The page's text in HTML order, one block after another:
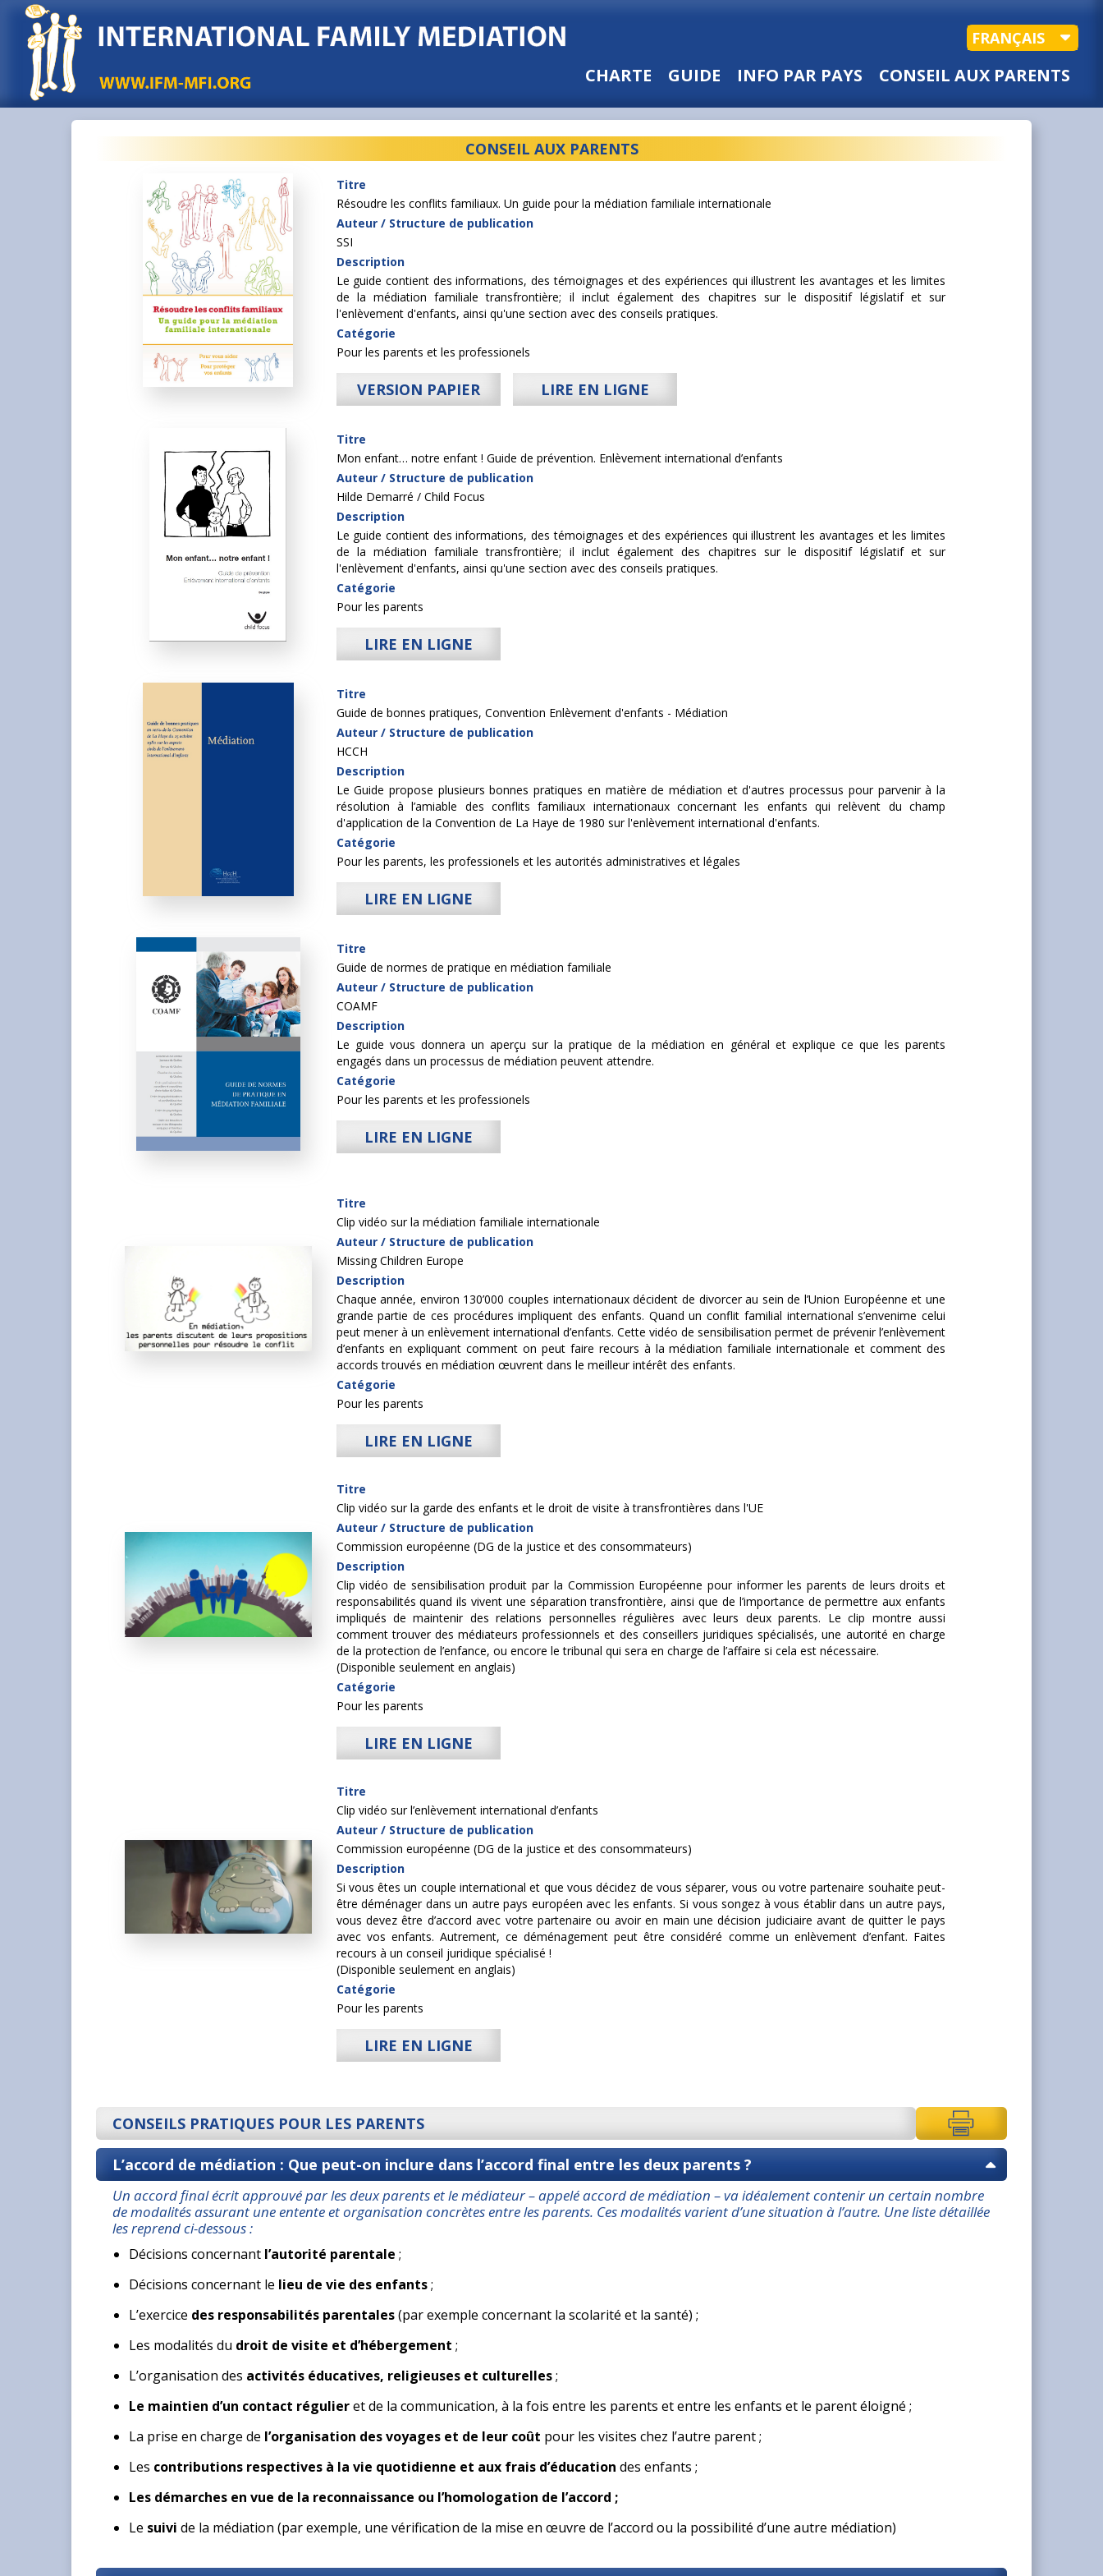
FRANÇAIS
CHARTE GUIDE INFO PAR PAYS CONSEIL AUX PARENTS
CONSEIL AUX PARENTS
Titre
Résoudre les conflits familiaux. Un guide pour la médiation familiale internationale
Auteur / Structure de publication
SSI
Description
Le guide contient des informations, des témoignages et des expériences qui illustrent les avantages et les limites
de la médiation familiale transfrontière; il inclut également des chapitres sur le dispositif législatif et sur
l'enlèvement d'enfants, ainsi qu'une section avec des conseils pratiques.
Catégorie
Pour les parents et les professionels
VERSION PAPIER LIRE EN LIGNE
Titre
Mon enfant… notre enfant ! Guide de prévention. Enlèvement international d’enfants
Auteur / Structure de publication
Hilde Demarré / Child Focus
Description
Le guide contient des informations, des témoignages et des expériences qui illustrent les avantages et les limites
de la médiation familiale transfrontière; il inclut également des chapitres sur le dispositif législatif et sur
l'enlèvement d'enfants, ainsi qu'une section avec des conseils pratiques.
Catégorie
Pour les parents
LIRE EN LIGNE
Titre
Guide de bonnes pratiques, Convention Enlèvement d'enfants - Médiation
Auteur / Structure de publication
HCCH
Description
Le Guide propose plusieurs bonnes pratiques en matière de médiation et d'autres processus pour parvenir à la
résolution à l’amiable des conflits familiaux internationaux concernant les enfants qui relèvent du champ
d'application de la Convention de La Haye de 1980 sur l'enlèvement international d'enfants.
Catégorie
Pour les parents, les professionels et les autorités administratives et légales
LIRE EN LIGNE
Titre
Guide de normes de pratique en médiation familiale
Auteur / Structure de publication
COAMF
Description
Le guide vous donnera un aperçu sur la pratique de la médiation en général et explique ce que les parents
engagés dans un processus de médiation peuvent attendre.
Catégorie
Pour les parents et les professionels
LIRE EN LIGNE
Titre
Clip vidéo sur la médiation familiale internationale
Auteur / Structure de publication
Missing Children Europe
Description
Chaque année, environ 130’000 couples internationaux décident de divorcer au sein de l’Union Européenne et une
grande partie de ces procédures impliquent des enfants. Quand un conflit familial international s’envenime celui
peut mener à un enlèvement international d’enfants. Cette vidéo de sensibilisation permet de prévenir l’enlèvement
d’enfants en expliquant comment on peut faire recours à la médiation familiale internationale et comment des
accords trouvés en médiation œuvrent dans le meilleur intérêt des enfants.
Catégorie
Pour les parents
LIRE EN LIGNE
Titre
Clip vidéo sur la garde des enfants et le droit de visite à transfrontières dans l'UE
Auteur / Structure de publication
Commission européenne (DG de la justice et des consommateurs)
Description
Clip vidéo de sensibilisation produit par la Commission Européenne pour informer les parents de leurs droits et
responsabilités quand ils vivent une séparation transfrontière, ainsi que de l’importance de permettre aux enfants
impliqués de maintenir des relations personnelles régulières avec leurs deux parents. Le clip montre aussi
comment trouver des médiateurs professionnels et des conseillers juridiques spécialisés, une autorité en charge
de la protection de l’enfance, ou encore le tribunal qui sera en charge de l’affaire si cela est nécessaire.
(Disponible seulement en anglais)
Catégorie
Pour les parents
LIRE EN LIGNE
Titre
Clip vidéo sur l’enlèvement international d’enfants
Auteur / Structure de publication
Commission européenne (DG de la justice et des consommateurs)
Description
Si vous êtes un couple international et que vous décidez de vous séparer, vous ou votre partenaire souhaite peut-
être déménager dans un autre pays européen avec les enfants. Si vous songez à vous établir dans un autre pays,
vous devez être d’accord avec votre partenaire ou avoir en main une décision judiciaire avant de quitter le pays
avec vos enfants. Autrement, ce déménagement peut être considéré comme un enlèvement d’enfant. Faites
recours à un conseil juridique spécialisé !
(Disponible seulement en anglais)
Catégorie
Pour les parents
LIRE EN LIGNE
CONSEILS PRATIQUES POUR LES PARENTS
L’accord de médiation : Que peut-on inclure dans l’accord final entre les deux parents ?
Un accord final écrit approuvé par les deux parents et le médiateur – appelé accord de médiation – va idéalement contenir un certain nombre
de modalités assurant une entente et organisation concrètes entre les parents. Ces modalités varient d’une situation à l’autre. Une liste détaillée
les reprend ci-dessous :
Décisions concernant l’autorité parentale ;
Décisions concernant le lieu de vie des enfants;
L’exercice des responsabilités parentales(par exemple concernant la scolarité et la santé) ;
Les modalités du droit de visite et d’hébergement ;
L’organisation des activités éducatives, religieuses et culturelles;
Le maintien d’un contact régulieret de la communication, à la fois entre les parents et entre les enfants et le parent éloigné ;
La prise en charge de l’organisation des voyages et de leur coût pour les visites chez l’autre parent ;
Les contributions respectives à la vie quotidienne et aux frais d’éducation des enfants ;
Les démarches en vue de la reconnaissance ou l’homologation de l’accord ;
Le suivi de la médiation (par exemple, une vérification de la mise en œuvre de l’accord ou la possibilité d’une autre médiation)